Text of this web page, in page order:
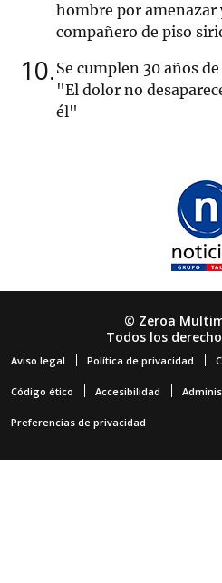
hombre por amenazar
compañero de piso
10 Se cumplen 30 años
"El dolor no
él"
© Zeroa
Todos los
Aviso legal Política de privacidad
Código ético Accesibilidad
Preferencias de privacidad